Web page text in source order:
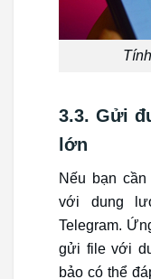
3.3. Gửi
lớn
Nếu bạn
với dung
Telegram.
gửi file với
bảo có thể